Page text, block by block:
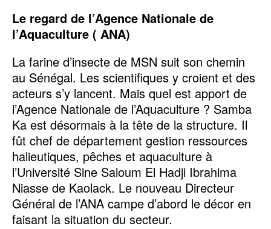
Le regard de l’Agence Nationale de
l’Aquaculture ( ANA)
La farine d’insecte de MSN suit son chemin
au Sénégal. Les scientifiques y croient et des
acteurs s’y lancent. Mais quel est apport de
l’Agence Nationale de l’Aquaculture ? Samba
Ka est désormais à la tête de la structure. Il
fût chef de département gestion ressources
halieutiques, pêches et aquaculture à
l’Université Sine Saloum El Hadji Ibrahima
Niasse de Kaolack. Le nouveau Directeur
Général de l’ANA campe d’abord le décor en
faisant la situation du secteur.